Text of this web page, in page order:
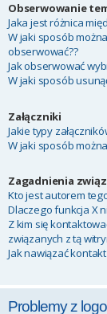
Obserwowanie
Jaka jest różnica
W jaki sposób
obserwować??
Jak obserwować
W jaki sposób
Załączniki
Jakie typy
W jaki sposób
Zagadnienia
Kto jest autorem
Dlaczego funkcja X
Z kim się
związanych z tą
Jak nawiązać
Problemy z